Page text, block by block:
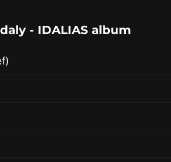
- IDALIAS album